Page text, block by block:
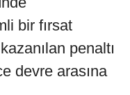
bir fırsat
penaltı
devre arasına